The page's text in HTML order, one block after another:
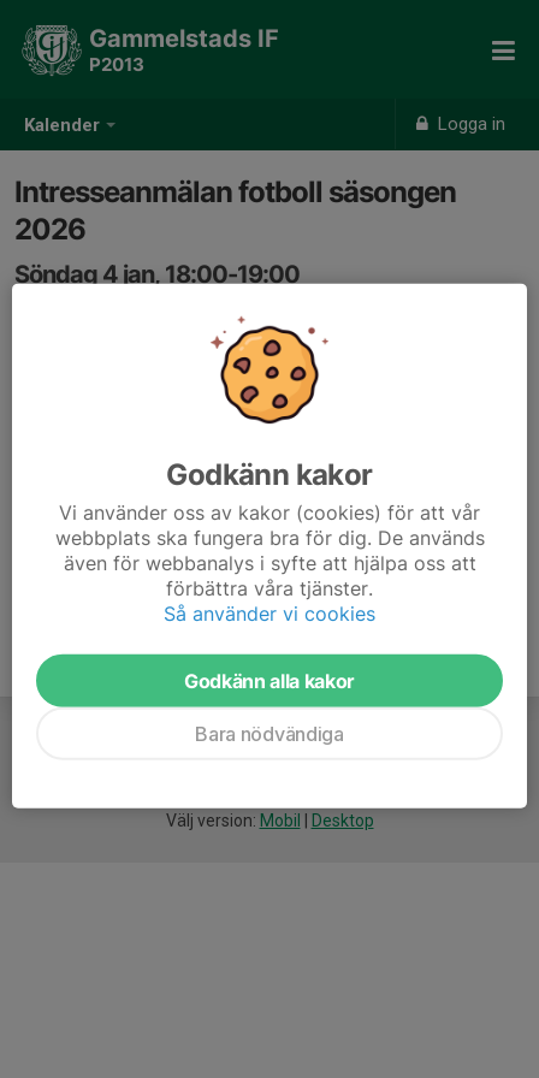
Kalender Logga in
Gammelstads IF
P2013
Intresseanmälan fotboll säsongen
2026
Söndag 4 jan, 18:00-19:00
Inventering av deltagande i fotbollen 2026. Prata med
era barn om de vill vara med i laget nästa år.
Välj version: Mobil Desktop
Godkänn kakor
Vi använder oss av kakor (cookies) för att vår
webbplats ska fungera bra för dig. De används
även för webbanalys i syfte att hjälpa oss att
förbättra våra tjänster.
Så använder vi cookies
Godkänn alla kakor
Bara nödvändiga